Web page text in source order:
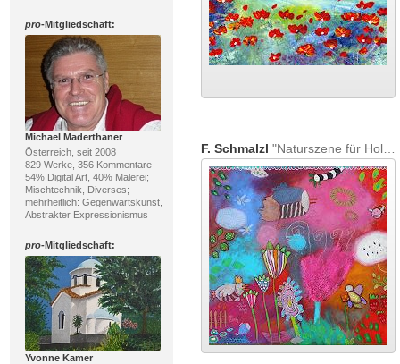
pro-Mitgliedschaft:
Michael Maderthaner
Österreich, seit 2008
829 Werke, 356 Kommentare
54% Digital Art, 40% Malerei;
Mischtechnik, Diverses;
mehrheitlich: Gegenwartskunst,
Abstrakter Expressionismus
pro-Mitgliedschaft:
Yvonne Kamer
F. Schmalzl "Naturszene für Hollywood"